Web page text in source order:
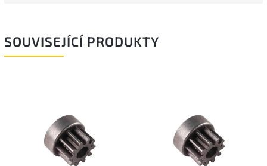
SOUVISEJÍCÍ PRODUKTY